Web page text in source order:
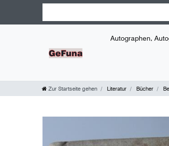
Autographen,
Zur Startseite gehen Literatur Bücher